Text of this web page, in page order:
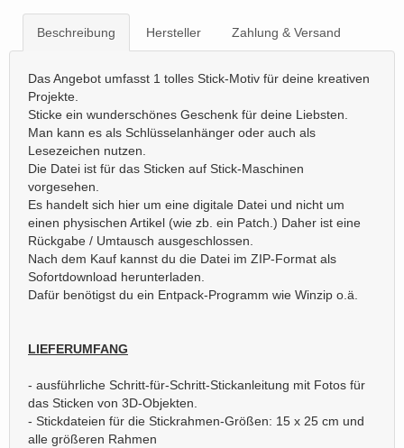
Beschreibung Hersteller Zahlung & Versand
Das Angebot umfasst 1 tolles Stick-Motiv für deine kreativen
Projekte.
Sticke ein wunderschönes Geschenk für deine Liebsten.
Man kann es als Schlüsselanhänger oder auch als
Lesezeichen nutzen.
Die Datei ist für das Sticken auf Stick-Maschinen
vorgesehen.
Es handelt sich hier um eine digitale Datei und nicht um
einen physischen Artikel (wie zb. ein Patch.) Daher ist eine
Rückgabe / Umtausch ausgeschlossen.
Nach dem Kauf kannst du die Datei im ZIP-Format als
Sofortdownload herunterladen.
Dafür benötigst du ein Entpack-Programm wie Winzip o.ä.
LIEFERUMFANG
- ausführliche Schritt-für-Schritt-Stickanleitung mit Fotos für
das Sticken von 3D-Objekten.
- Stickdateien für die Stickrahmen-Größen: 15 x 25 cm und
alle größeren Rahmen